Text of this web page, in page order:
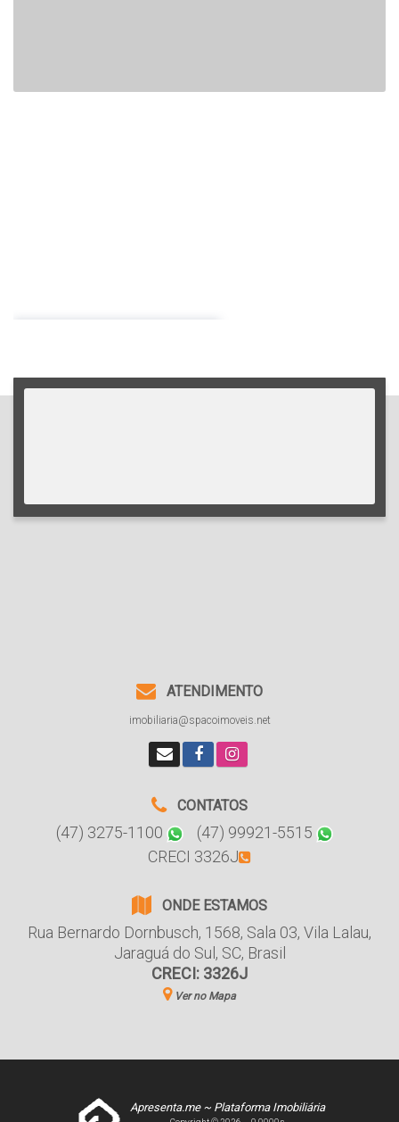
R$1.650,00
ATENDIMENTO
imobiliaria@spacoimoveis.net
CONTATOS
(47) 3275-1100
(47) 99921-5515
CRECI 3326J
ONDE ESTAMOS
Rua Bernardo Dornbusch, 1568, Sala 03, Vila Lalau,
Jaraguá do Sul , SC, Brasil
CRECI: 3326J
Ver no Mapa
Apresenta.me ~ Plataforma Imobiliária